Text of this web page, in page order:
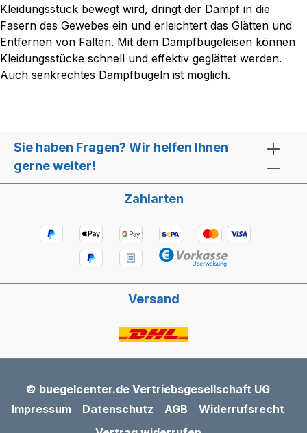
Kleidungsstück bewegt wird, dringt der Dampf in die
Fasern des Gewebes ein und erleichtert das Glätten und
Entfernen von Falten. Mit dem Dampfbügeleisen können
Kleidungsstücke schnell und effektiv geglättet werden.
Auch senkrechtes Dampfbügeln ist möglich.
Sie haben Fragen? Wir helfen Ihnen
gerne weiter!
Zahlarten
Versand
© buegelcenter.de Vertriebsgesellschaft UG
Impressum
Datenschutz AGB
Widerrufsrecht